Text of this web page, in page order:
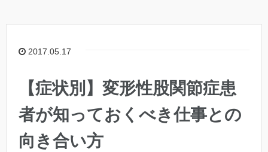
2017.05.17
【症状別】変形性股関節症患
者が知っておくべき仕事との
向き合い方